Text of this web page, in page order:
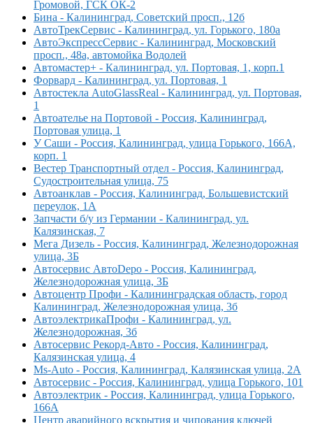
Громовой, ГСК ОК-2
Бина - Калининград, Советский просп., 12б
АвтоТрекСервис - Калининград, ул. Горького, 180а
АвтоЭкспрессСервис - Калининград, Московский
просп., 48а, автомойка Водолей
Автомастер+ - Калининград, ул. Портовая, 1, корп.1
Форвард - Калининград, ул. Портовая, 1
Автостекла AutoGlassReal - Калининград, ул. Портовая,
1
Автоателье на Портовой - Россия, Калининград,
Портовая улица, 1
У Саши - Россия, Калининград, улица Горького, 166А,
корп. 1
Вестер Транспортный отдел - Россия, Калининград,
Судостроительная улица, 75
Автоанклав - Россия, Калининград, Большевистский
переулок, 1А
Запчасти б/у из Германии - Калининград, ул.
Калязинская, 7
Мега Дизель - Россия, Калининград, Железнодорожная
улица, 3Б
Автосервис АвтоDepo - Россия, Калининград,
Железнодорожная улица, 3Б
Автоцентр Профи - Калининградская область, город
Калининград, Железнодорожная улица, 3б
АвтоэлектрикаПрофи - Калининград, ул.
Железнодорожная, 3б
Автосервис Рекорд-Авто - Россия, Калининград,
Калязинская улица, 4
Ms-Auto - Россия, Калининград, Калязинская улица, 2А
Автосервис - Россия, Калининград, улица Горького, 101
Автоэлектрик - Россия, Калининград, улица Горького,
166А
Центр аварийного вскрытия и чипования ключей